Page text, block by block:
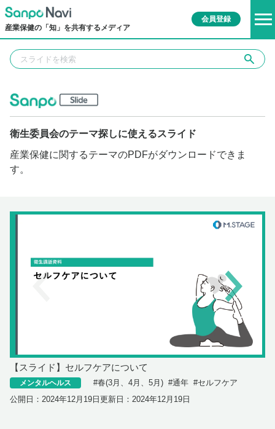
産業保健の「知」を共有するメディア
会員登録
衛生委員会のテーマ探しに使えるスライド
産業保健に関するテーマのPDFがダウンロードできま
す。
【スライド】セルフケアについて
メンタルヘルス #春(3月、4月、5月) #通年 #セルフケア
公開日： 2024年12月19日 更新日： 2024年12月19日